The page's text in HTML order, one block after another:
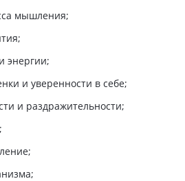
мышления;
энергии;
и уверенности в себе;
и раздражительности;